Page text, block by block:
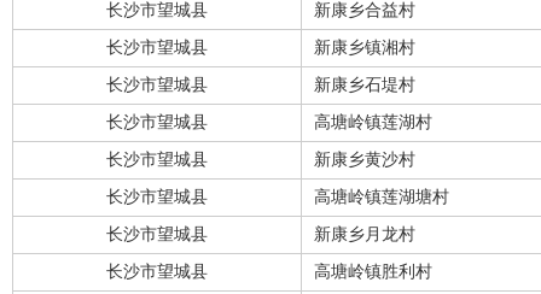
长沙市望城县 新康乡合益村
长沙市望城县 新康乡镇湘村
长沙市望城县 新康乡石堤村
长沙市望城县 高塘岭镇莲湖村
长沙市望城县 新康乡黄沙村
长沙市望城县 高塘岭镇莲湖塘村
长沙市望城县 新康乡月龙村
长沙市望城县 高塘岭镇胜利村